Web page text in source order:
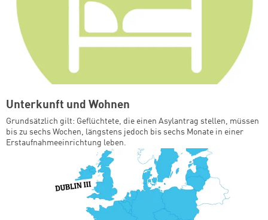
Unterkunft und Wohnen
Grundsätzlich gilt: Geflüchtete, die einen Asylantrag stellen, müssen
bis zu sechs Wochen, längstens jedoch bis sechs Monate in einer
Erstaufnahmeeinrichtung leben.